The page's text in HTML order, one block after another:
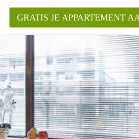
?
het aangeboden
GRATIS JE APPARTEMENT